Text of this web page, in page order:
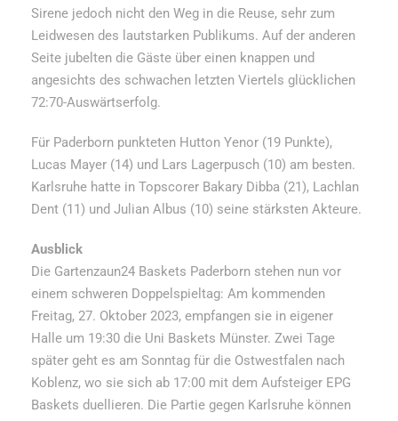
Sirene jedoch nicht den Weg in die Reuse, sehr zum
Leidwesen des lautstarken Publikums. Auf der anderen
Seite jubelten die Gäste über einen knappen und
angesichts des schwachen letzten Viertels glücklichen
72:70-Auswärtserfolg.
Für Paderborn punkteten Hutton Yenor (19 Punkte),
Lucas Mayer (14) und Lars Lagerpusch (10) am besten.
Karlsruhe hatte in Topscorer Bakary Dibba (21), Lachlan
Dent (11) und Julian Albus (10) seine stärksten Akteure.
Ausblick
Die Gartenzaun24 Baskets Paderborn stehen nun vor
einem schweren Doppelspieltag: Am kommenden
Freitag, 27. Oktober 2023, empfangen sie in eigener
Halle um 19:30 die Uni Baskets Münster. Zwei Tage
später geht es am Sonntag für die Ostwestfalen nach
Koblenz, wo sie sich ab 17:00 mit dem Aufsteiger EPG
Baskets duellieren. Die Partie gegen Karlsruhe können